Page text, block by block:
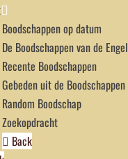
Boodschappen op datum
De Boodschappen van de Engel
Recente Boodschappen
Gebeden uit de Boodschappen
Random Boodschap
Zoekopdracht
Back